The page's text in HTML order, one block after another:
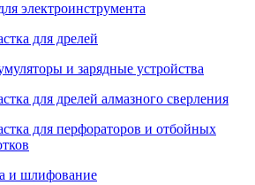
электроинструмента
для дрелей
и зарядные устройства
для дрелей алмазного сверления
для перфораторов и отбойных
и шлифование